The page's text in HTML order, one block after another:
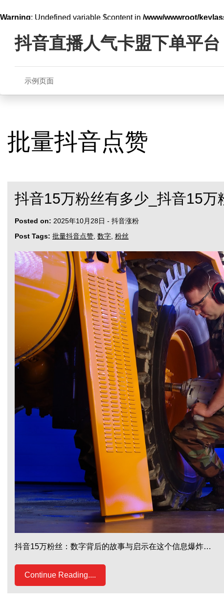
Warning: Undefined variable $content in /www/wwwroot/
content抖音直播人气卡盟下单平台
示例页面
批量抖音点赞
抖音15万粉丝有多少_抖音15万
Posted on: 2025年10月28日 - 抖音涨粉
Post Tags: 批量抖音点赞 数字 粉丝
抖音15万粉丝：数字背后的故事与启示在这个信息爆炸…
Continue Reading....